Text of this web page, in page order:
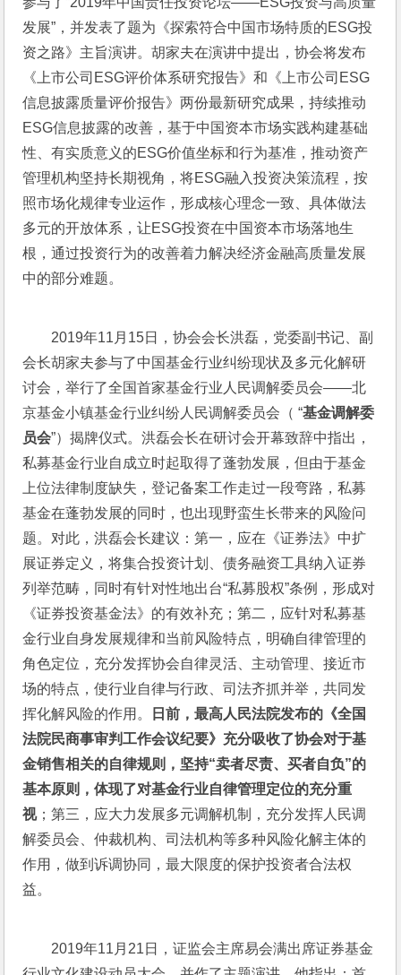
发展”，并发表了题为《探索符合中国市场特质的ESG投
资之路》主旨演讲。胡家夫在演讲中提出，协会将发布
《上市公司ESG评价体系研究报告》和《上市公司ESG
信息披露质量评价报告》两份最新研究成果，持续推动
ESG信息披露的改善，基于中国资本市场实践构建基础
性、有实质意义的ESG价值坐标和行为基准，推动资产
管理机构坚持长期视角，将ESG融入投资决策流程，按
照市场化规律专业运作，形成核心理念一致、具体做法
多元的开放体系，让ESG投资在中国资本市场落地生
根，通过投资行为的改善着力解决经济金融高质量发展
中的部分难题。
2019年11月15日，协会会长洪磊，党委副书记、副
会长胡家夫参与了中国基金行业纠纷现状及多元化解研
讨会，举行了全国首家基金行业人民调解委员会——北
京基金小镇基金行业纠纷人民调解委员会（ “基金调解委
员会”）揭牌仪式。洪磊会长在研讨会开幕致辞中指出，
私募基金行业自成立时起取得了蓬勃发展，但由于基金
上位法律制度缺失，登记备案工作走过一段弯路，私募
基金在蓬勃发展的同时，也出现野蛮生长带来的风险问
题。对此，洪磊会长建议：第一，应在《证券法》中扩
展证券定义，将集合投资计划、债务融资工具纳入证券
列举范畴，同时有针对性地出台“私募股权”条例，形成对
《证券投资基金法》的有效补充；第二，应针对私募基
金行业自身发展规律和当前风险特点，明确自律管理的
角色定位，充分发挥协会自律灵活、主动管理、接近市
场的特点，使行业自律与行政、司法齐抓并举，共同发
挥化解风险的作用。
日前，最高人民法院发布的《全国
法院民商事审判工作会议纪要》充分吸收了协会对于基
金销售相关的自律规则，坚持“卖者尽责、买者自负”的
基本原则，体现了对基金行业自律管理定位的充分重
视；第三，应大力发展多元调解机制，充分发挥人民调
解委员会、仲裁机构、司法机构等多种风险化解主体的
作用，做到诉调协同，最大限度的保护投资者合法权
益。
2019年11月21日，证监会主席易会满出席证券基金